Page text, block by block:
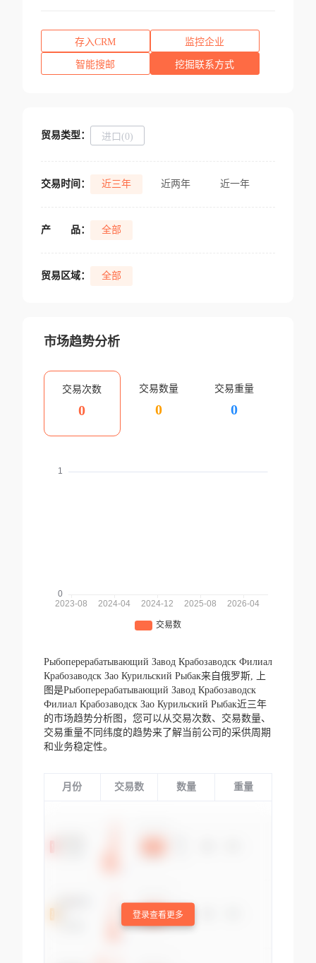
存入CRM 监控企业
智能搜邮 挖掘联系方式
贸易类型： 进口(0)
交易时间： 近三年 近两年 近一年
产 品： 全部
贸易区域： 全部
市场趋势分析
交易次数
0
交易数量
0
交易重量
0
Рыбоперерабатывающий Завод Крабозаводск Филиал
Крабозаводск Зао Курильский Рыбак来自俄罗斯,
上
图是Рыбоперерабатывающий Завод Крабозаводск
Филиал Крабозаводск Зао Курильский Рыбак近三年
的市场趋势分析图，您可以从交易次数、交易数量、
交易重量不同纬度的趋势来了解当前公司的采供周期
和业务稳定性。
月份 交易数 数量 重量
登录查看更多